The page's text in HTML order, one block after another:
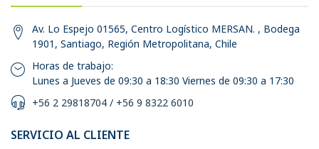
Av. Lo Espejo 01565, Centro Logístico MERSAN. , Bodega
1901, Santiago, Región Metropolitana, Chile
Horas de trabajo:
Lunes a Jueves de 09:30 a 18:30 Viernes de 09:30 a 17:30
+56 2 29818704 / +56 9 8322 6010
SERVICIO AL CLIENTE